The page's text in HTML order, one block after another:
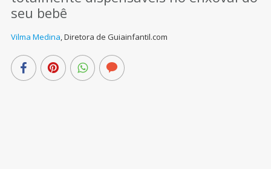
seu bebê
Vilma Medina,Diretora de Guiainfantil.com